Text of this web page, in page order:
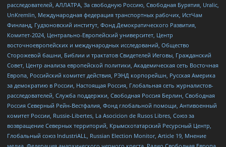
расследователей, АЛЛАТРА, За свободную Россию, Свободная Бурятия, Uralic,
UnKremlin, Международная федерация транспортных рабочих, ИстЧам
Финланд, Гудзоновский институт, Фонд Демократического Развития,
Комитет-2024, Центрально-Европейский университет, Центр
восточноевропейских и международных исследований, Общество
Сторожевой башни, Библии и трактатов Свидетелей Иеговы, Гражданский
Совет, Центр анализа европейской политики, Академическая сеть Восточная
Европа, Российский комитет действия, РЭНД корпорейшн, Русская Америка
за демократию в России, Настоящая Россия, Глобальная сеть журналистов-
расследователей, Служба поддержки, Свободная Россия Берлин, Свободная
Россия Северный Рейн-Вестфалия, Фонд глобальной помощи, Антивоенный
комитет России, Russie-Libertes, La Asocicion de Rusos Libres, Союз за
возвращение Северных территорий, Крымскотатарский Ресурсный Центр,
Глобальный союз IndustriALL, Russian Election Monitor, Article 19, Мнение